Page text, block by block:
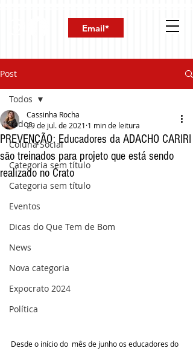
Post
Todos
Coluna Social
Categoria sem título
Categoria sem título
Eventos
Dicas do Que Tem de Bom
News
Nova categoria
Expocrato 2024
Política
Todos
PREVENÇÃO: Educadores da ADACHO CARIRI
são treinados para projeto que está sendo
realizado no Crato
Cassinha Rocha
29 de jul. de 2021 1 min de leitura
Desde o início do  mês de junho os educadores do